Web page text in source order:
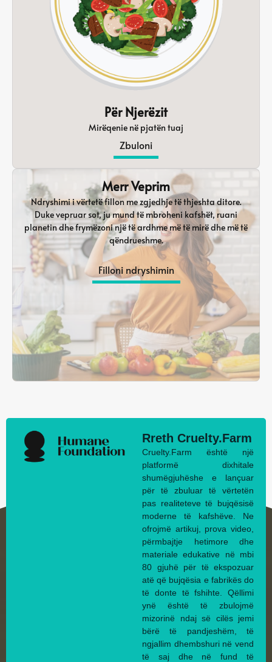
Për Njerëzit
Mirëqenie në pjatën tuaj
Zbuloni
Merr Veprim
Ndryshimi i vërtetë fillon me zgjedhje të thjeshta ditore.
Duke vepruar sot, ju mund të mbroheni kafshët, ruani
planetin dhe frymëzoni një të ardhme më të mirë dhe më të
qëndrueshme.
Filloni ndryshimin
Rreth Cruelty.Farm
Cruelty.Farm është një
platformë dixhitale
shumëgjuhëshe e lançuar
për të zbuluar të vërtetën
pas realiteteve të bujqësisë
moderne të kafshëve. Ne
ofrojmë artikuj, prova video,
përmbajtje hetimore dhe
materiale edukative në mbi
80 gjuhë për të ekspozuar
atë që bujqësia e fabrikës do
të donte të fshihte. Qëllimi
ynë është të zbulojmë
mizorinë ndaj së cilës jemi
bërë të pandjeshëm, të
ngjallim dhembshuri në vend
të saj dhe në fund të